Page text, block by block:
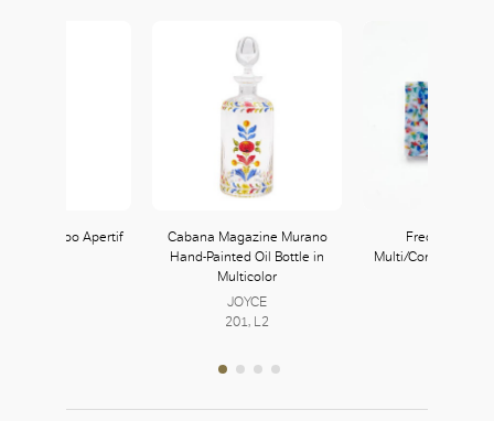
Bamboo Apertif
Cabana Magazine Murano
Hand-Painted Oil Bottle in
Multicolor
JOYCE
201, L2
Fredericks &
Multi/Confetti